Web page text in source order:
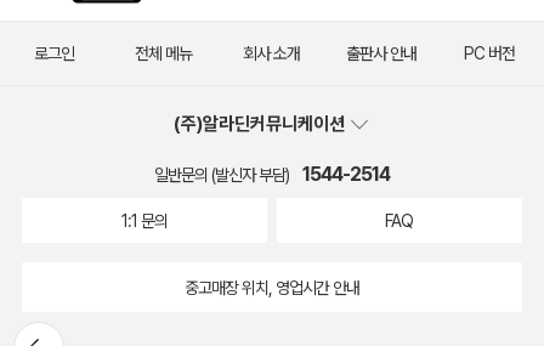
뒤로가
로그인 전체 메뉴 회사 소개 출판사 안내 PC 버전
(주)알라딘커뮤니케이션
일반문의 (발신자 부담) 1544-2514
1:1 문의 FAQ
중고매장 위치, 영업시간 안내